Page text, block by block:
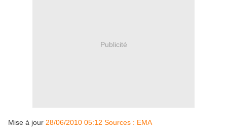
Publicité
Mise à jour 28/06/2010 05:12 Sources : EMA